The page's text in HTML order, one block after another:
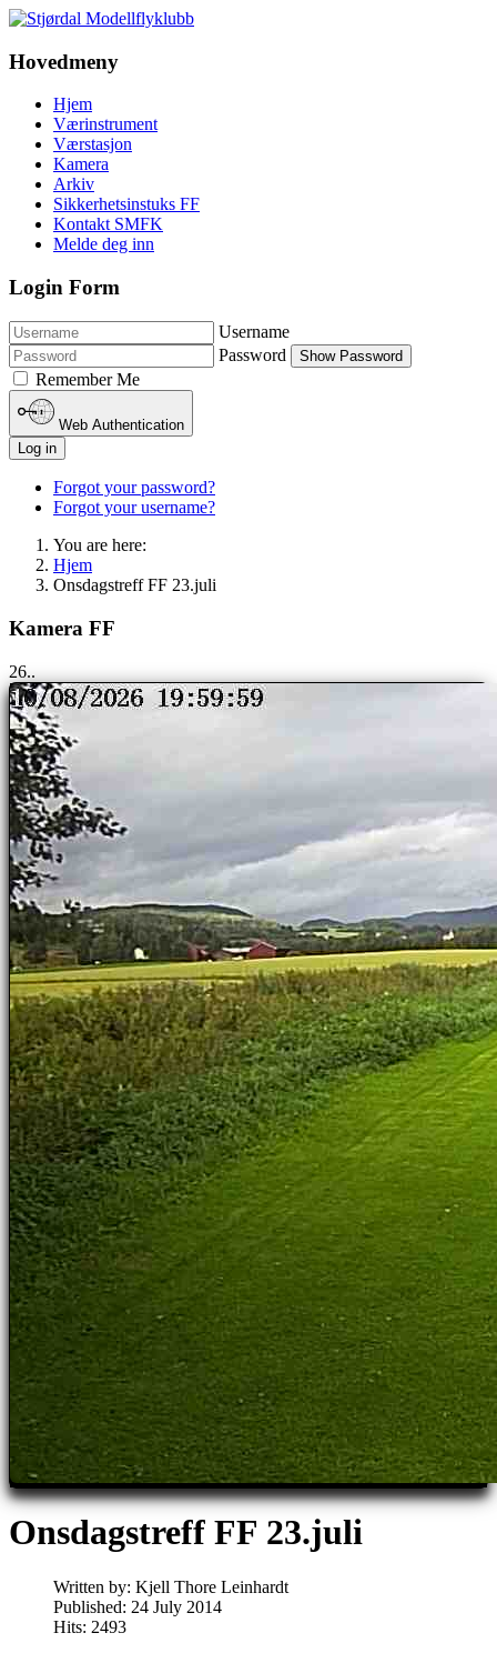
Hovedmeny
Hjem
Værinstrument
Værstasjon
Kamera
Arkiv
Sikkerhetsinstuks FF
Kontakt SMFK
Melde deg inn
Login Form
Username
Password
Show Password
Remember Me
Web Authentication
Log in
Forgot your password?
Forgot your username?
You are here:
Hjem
Onsdagstreff FF 23.juli
Kamera FF
25..
Onsdagstreff FF 23.juli
Written by: Kjell Thore Leinhardt
Published: 24 July 2014
Hits: 2493